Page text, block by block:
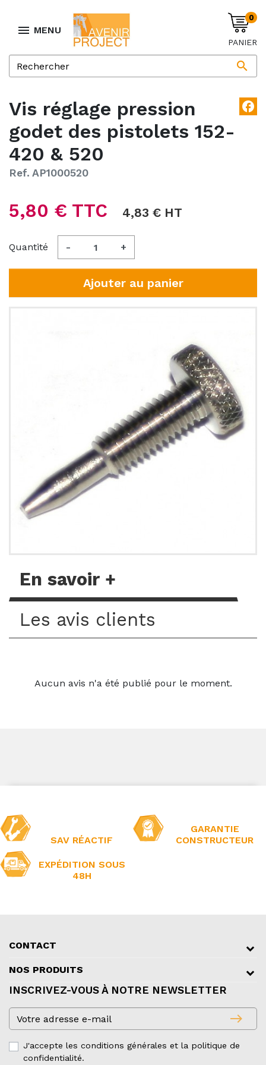
 MENU

0
PANIER
Vis réglage pression
godet des pistolets 152-
420 & 520
facebook
Ref. AP1000520
5,80 € TTC 4,83 € HT
Quantité - +
Ajouter au panier
En savoir +
Les avis clients
Aucun avis n'a été publié pour le moment.
SAV RÉACTIF
GARANTIE
CONSTRUCTEUR
EXPÉDITION SOUS
48H
CONTACT
NOS PRODUITS
INSCRIVEZ-VOUS À NOTRE NEWSLETTER
east
J'accepte les conditions générales et la politique de
confidentialité.